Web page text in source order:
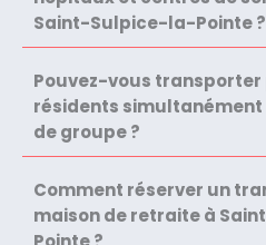
Saint-Sulpice-la-Pointe ?
Pouvez-vous
résidents
de groupe ?
Comment réserver un
maison de retraite à